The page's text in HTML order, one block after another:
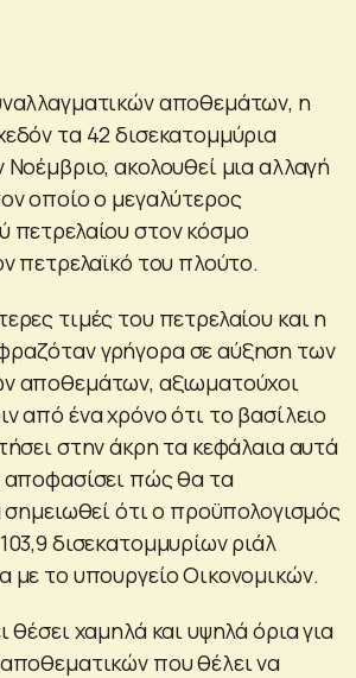
αποθεμάτων, η
τα 42 δισεκατομμύρια
ακολουθεί μια αλλαγή
οποίο ο μεγαλύτερος
πετρελαίου στον κόσμο
πετρελαϊκό του πλούτο.
τιμές του πετρελαίου και η
γρήγορα σε αύξηση των
αποθεμάτων, αξιωματούχοι
από ένα χρόνο ότι το βασίλειο
στην άκρη τα κεφάλαια αυτά
αποφασίσει πώς θα τα
σημειωθεί ότι ο προϋπολογισμός
δισεκατομμυρίων ριάλ
με το υπουργείο Οικονομικών.
θέσει χαμηλά και υψηλά όρια για
που θέλει να